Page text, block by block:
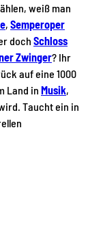
weiß man
, Semperoper
doch Schloss
Zwinger? Ihr
auf eine 1000
Land in Musik,
Taucht ein in